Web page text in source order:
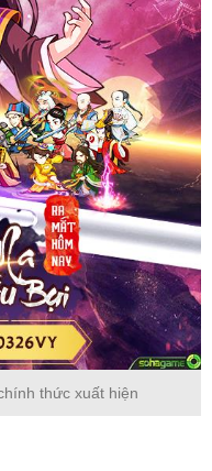
thức xuất hiện